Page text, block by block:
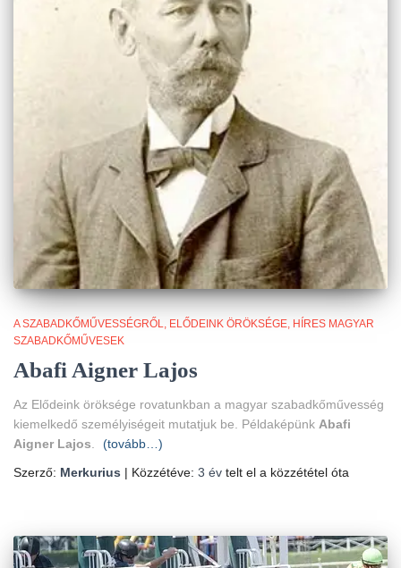
A SZABADKŐMŰVESSÉGRŐL ELŐDEINK ÖRÖKSÉGE HÍRES MAGYAR
SZABADKŐMŰVESEK
Abafi Aigner Lajos
Az Elődeink öröksége rovatunkban a magyar szabadkőművesség
kiemelkedő személyiségeit mutatjuk be. Példaképünk Abafi
Aigner Lajos
(tovább…)
Szerző: Merkurius | Közzétéve: 3 év telt el a közzététel óta